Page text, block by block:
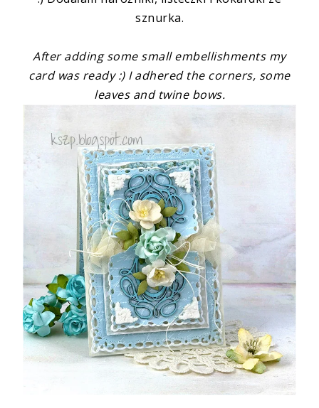
sznurka.
After adding some small embellishments my
card was ready :) I adhered the corners, some
leaves and twine bows.